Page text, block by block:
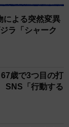
による突然変異
ラ「シャーク
歳で3つ目の打
「行動する